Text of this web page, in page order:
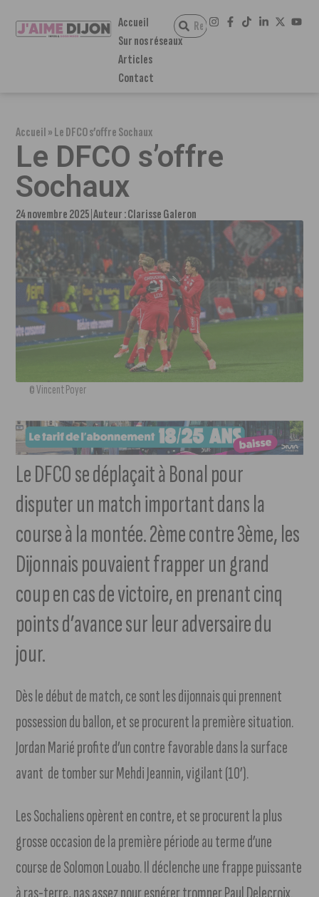
Accueil
Sur nos réseaux
Articles
Contact
Accueil»Le DFCO s’offre Sochaux
Le DFCO s’offre
Sochaux
24 novembre 2025 Auteur :Clarisse Galeron
© Vincent Poyer
Le DFCO se déplaçait à Bonal pour
disputer un match important dans la
course à la montée. 2ème contre 3ème, les
Dijonnais pouvaient frapper un grand
coup en cas de victoire, en prenant cinq
points d’avance sur leur adversaire du
jour.
Dès le début de match, ce sont les dijonnais qui prennent
possession du ballon, et se procurent la première situation.
Jordan Marié profite d’un contre favorable dans la surface
avant de tomber sur Mehdi Jeannin, vigilant (10’).
Les Sochaliens opèrent en contre, et se procurent la plus
grosse occasion de la première période au terme d’une
course de Solomon Louabo. Il déclenche une frappe puissante